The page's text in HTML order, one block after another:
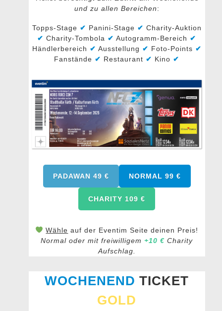
und zu allen Bereichen:
Topps-Stage ✔ Panini-Stage ✔ Charity-Auktion
✔ Charity-Tombola ✔ Autogramm-Bereich ✔
Händlerbereich ✔ Ausstellung ✔ Foto-Points ✔
Fanstände ✔ Restaurant ✔ Kino ✔
PADAWAN 49 € NORMAL 99 €
CHARITY 109 €
Wähle auf der Eventim Seite deinen Preis!
Normal oder mit freiwilligem +10 € Charity
Aufschlag.
WOCHENEND TICKET
GOLD